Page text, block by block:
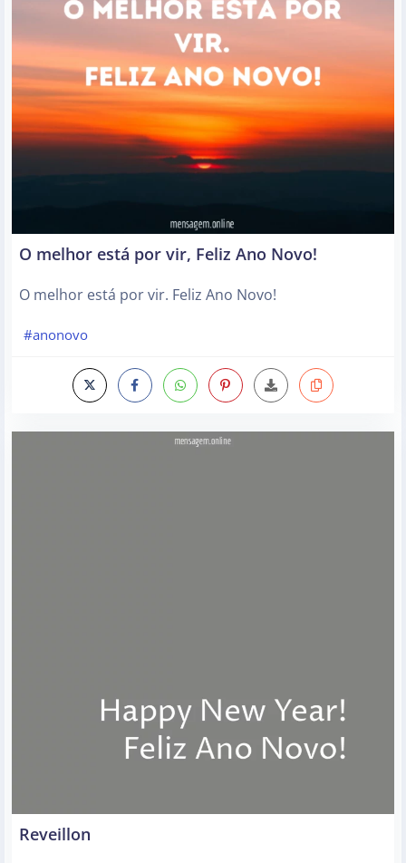
O melhor está por vir, Feliz Ano Novo!
O melhor está por vir. Feliz Ano Novo!
#anonovo
Reveillon